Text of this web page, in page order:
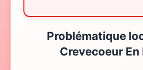
Problématique
Crevecoeur En